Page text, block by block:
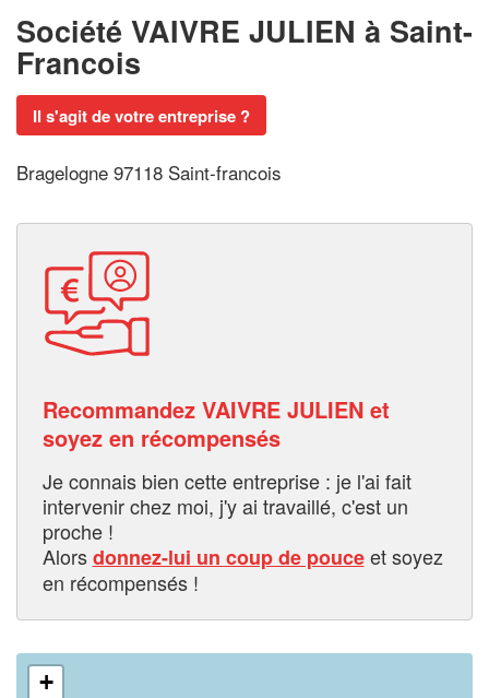
Société VAIVRE JULIEN à Saint-
Francois
Il s'agit de votre entreprise ?
Bragelogne 97118 Saint-francois
Recommandez VAIVRE JULIEN et
soyez en récompensés
Je connais bien cette entreprise : je l'ai fait
intervenir chez moi, j'y ai travaillé, c'est un
proche !
Alorsdonnez-lui un coup de pouceet soyez
en récompensés !
+